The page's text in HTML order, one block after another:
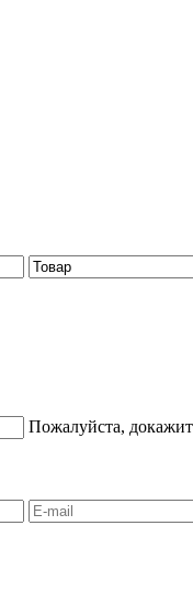
Пожалуйста,